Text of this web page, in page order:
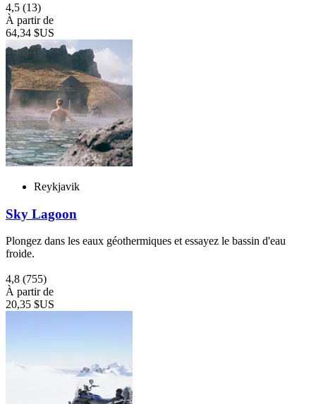
4,5 (13)
À partir de
64,34 $US
Reykjavik
Sky Lagoon
Plongez dans les eaux géothermiques et essayez le bassin d'eau
froide.
4,8 (755)
À partir de
20,35 $US